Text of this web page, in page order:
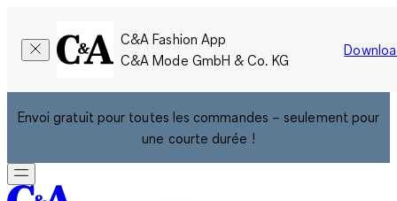
C&A Fashion App
C&A Mode GmbH & Co. KG
Envoi gratuit pour toutes les commandes – seulement pour
une courte durée !